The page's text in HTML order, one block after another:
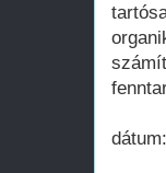
dátum: